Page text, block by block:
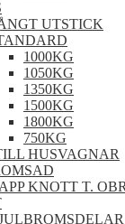
UTSTICK
1000KG
1050KG
1350KG
1500KG
1800KG
750KG
HUSVAGNAR
KNOTT T.